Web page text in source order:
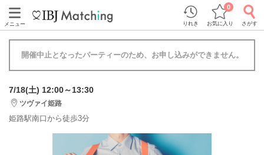
メニュー りれき お気に入り
0
さがす
開催中止となったパーティーのため、お申し込みができません。
7/18(土) 12:00～13:30
ツヴァイ姫路
姫路駅南口から徒歩3分